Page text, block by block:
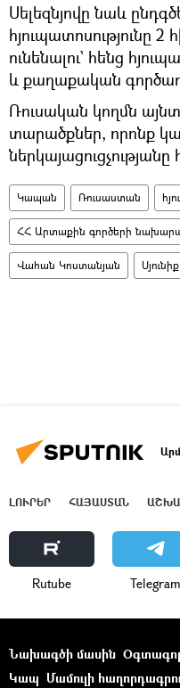
Սելեզնյովը նաև
հյուպատոսությունը 2
ունենալու` հենց
և քաղաքական
Ռուսական կողմն
տարածքներ, որոնք
Կապան Ռուսաստան
ՀՀ Արտաքին գործերի
Վահան Կոստանյան Սյունիք
ԼՈՒՐԵՐ ՀԱՅԱՍՏԱՆ
Rutube Telegram
Նախագծի մասին
Կապ Մամուլի